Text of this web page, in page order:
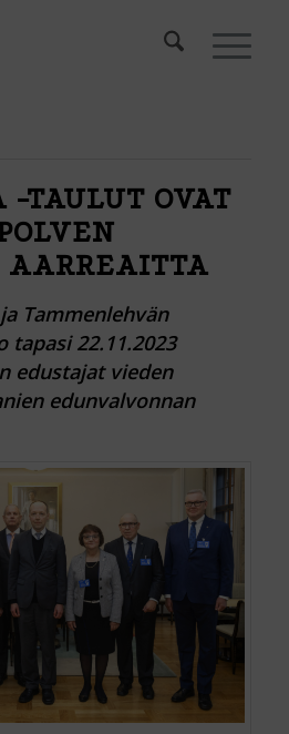
-TAULUT OVAT
AARREAITTA
Tammenlehvän
22.11.2023
edustajat vieden
edunvalvonnan